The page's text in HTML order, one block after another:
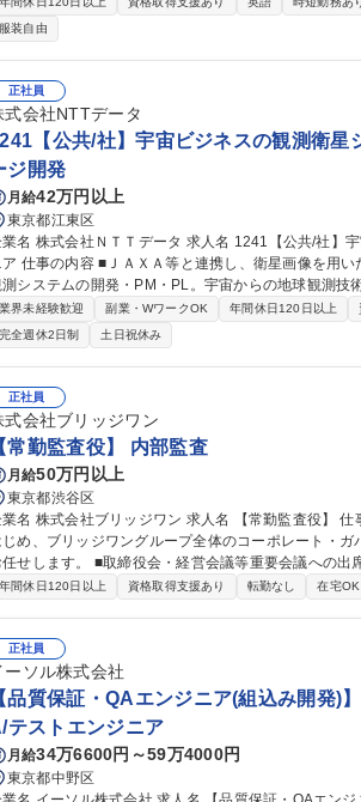
プリ開発において、AIを開発のパートナーとして実装
基幹システムのAI活用（基幹システムを含むバック
導入し、開発効率と堅牢性を両立させます。）■「AI駆動開発」の組織展
動エンジニア（フロントエンド・バックエンド）
服装自由
正社員
式会社NTTデータ
【公共/社】宇宙ビジネスの観測衛
ジ開発
月給42万円以上
東京都江東区
式会社ＮＴＴデータ 求人名 1241【公共/社】宇宙ビジネスの観測衛星システム・３Ｄ地図の開発エンジ
３Ｄ地図の当社提供のソリューション『ＡＷ３Ｄ』や
測システムの開発・PM・PL。宇宙からの地球観測技
■衛星データとＡＩを駆使した地球デジタルツインの実現に向け、仕様検討から開発・運用までをリー
。新会社MarvleVisonを設立し、防災、５Ｇ、スマー
理の知見を活かし、最先端の観測衛星システム構築
っていただきます。 募集職種 1241【公共/社】宇宙ビジネスの観測衛星システム・３Ｄ地図の開発エン
ニア
業界未経験歓迎 副業・WワークOK 年間休日120日以上
完全週休2日制
土日祝休み
正社員
式会社ブリッジワン
常勤監査役】 内部監査
月給50万円以上
東京都渋谷区
式会社ブリッジワン 求人名 【常勤監査役】 仕事の内容 常勤監査役として、取締役の職務執行の監査を
じめ、ブリッジワングループ全体のコーポレート・
■取締役会・経営会議等重要会議への出席・適法性妥当性の検証 ■取締役の職務執行状況の監査お
び重要決裁書類の閲覧・ヒアリング ■年間監査方針
年間休日120日以上 資格取得支援あり 転勤なし 在宅OK
正社員
ーソル株式会社
品質保証・QAエンジニア(組込み開発)
テストエンジニア
月給34万6600円～59万4000円
東京都中野区